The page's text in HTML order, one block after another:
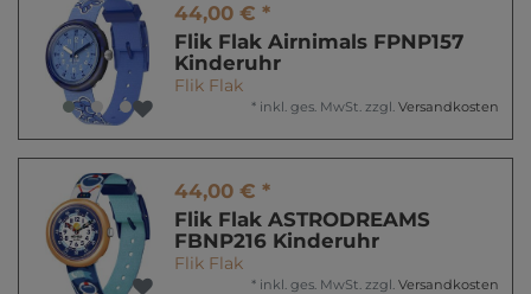
44,00 € *
Flik Flak Airnimals FPNP157
Kinderuhr
Flik Flak
* inkl. ges. MwSt. zzgl. Versandkosten
44,00 € *
Flik Flak ASTRODREAMS
FBNP216 Kinderuhr
Flik Flak
* inkl. ges. MwSt. zzgl. Versandkosten